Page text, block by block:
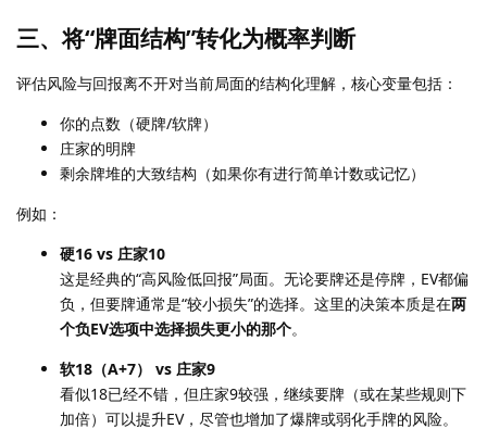
三、将“牌面结构”转化为概率判断
评估风险与回报离不开对当前局面的结构化理解，核心变量包括：
你的点数（硬牌/软牌）
庄家的明牌
剩余牌堆的大致结构（如果你有进行简单计数或记忆）
例如：
硬16 vs 庄家10
这是经典的“高风险低回报”局面。无论要牌还是停牌，EV都偏
负，但要牌通常是“较小损失”的选择。这里的决策本质是在两
个负EV选项中选择损失更小的那个。
软18（A+7） vs 庄家9
看似18已经不错，但庄家9较强，继续要牌（或在某些规则下
加倍）可以提升EV，尽管也增加了爆牌或弱化手牌的风险。